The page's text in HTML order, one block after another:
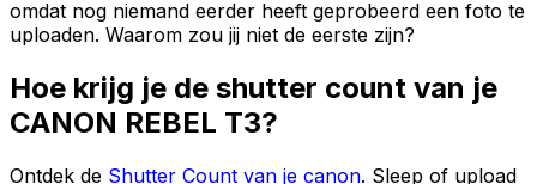
omdat nog niemand eerder heeft geprobeerd een foto te
uploaden. Waarom zou jij niet de eerste zijn?
Hoe krijg je de shutter count van je
CANON REBEL T3?
Ontdek de Shutter Count van je canon. Sleep of upload